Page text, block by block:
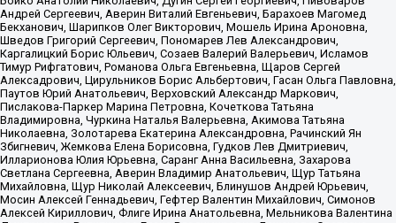
Андрей Сергеевич, Аверин Виталий Евгеньевич, Барахоев Магомед
Бекханович, Шарипков Олег Викторович, Мошель Ирина Ароновна,
Шведов Григорий Сергеевич, Пономарев Лев Александрович,
Каргалицкий Борис Юльевич, Созаев Валерий Валерьевич, Исламов
Тимур Рифгатович, Романова Ольга Евгеньевна, Щаров Сергей
Алексадрович, Цирульников Борис Альбертович, Гасан Ольга Павловна,
Паутов Юрий Анатольевич, Верховский Александр Маркович,
Пислакова-Паркер Марина Петровна, Кочеткова Татьяна
Владимировна, Чуркина Наталья Валерьевна, Акимова Татьяна
Николаевна, Золотарева Екатерина Александровна, Рачинский Ян
Збигневич, Жемкова Елена Борисовна, Гудков Лев Дмитриевич,
Илларионова Юлия Юрьевна, Саранг Анна Васильевна, Захарова
Светлана Сергеевна, Аверин Владимир Анатольевич, Щур Татьяна
Михайловна, Щур Николай Алексеевич, Блинушов Андрей Юрьевич,
Мосин Алексей Геннадьевич, Гефтер Валентин Михайлович, Симонов
Алексей Кириллович, Флиге Ирина Анатольевна, Мельникова Валентина